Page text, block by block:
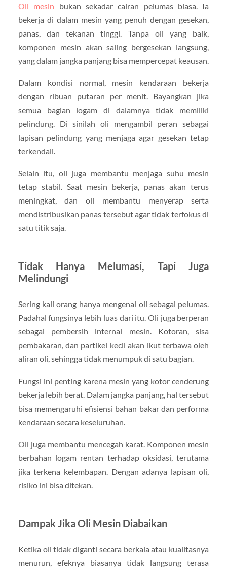
Oli mesin bukan sekadar cairan pelumas biasa. Ia
bekerja di dalam mesin yang penuh dengan gesekan,
panas, dan tekanan tinggi. Tanpa oli yang baik,
komponen mesin akan saling bergesekan langsung,
yang dalam jangka panjang bisa mempercepat keausan.
Dalam kondisi normal, mesin kendaraan bekerja
dengan ribuan putaran per menit. Bayangkan jika
semua bagian logam di dalamnya tidak memiliki
pelindung. Di sinilah oli mengambil peran sebagai
lapisan pelindung yang menjaga agar gesekan tetap
terkendali.
Selain itu, oli juga membantu menjaga suhu mesin
tetap stabil. Saat mesin bekerja, panas akan terus
meningkat, dan oli membantu menyerap serta
mendistribusikan panas tersebut agar tidak terfokus di
satu titik saja.
Tidak Hanya Melumasi, Tapi Juga
Melindungi
Sering kali orang hanya mengenal oli sebagai pelumas.
Padahal fungsinya lebih luas dari itu. Oli juga berperan
sebagai pembersih internal mesin. Kotoran, sisa
pembakaran, dan partikel kecil akan ikut terbawa oleh
aliran oli, sehingga tidak menumpuk di satu bagian.
Fungsi ini penting karena mesin yang kotor cenderung
bekerja lebih berat. Dalam jangka panjang, hal tersebut
bisa memengaruhi efisiensi bahan bakar dan performa
kendaraan secara keseluruhan.
Oli juga membantu mencegah karat. Komponen mesin
berbahan logam rentan terhadap oksidasi, terutama
jika terkena kelembapan. Dengan adanya lapisan oli,
risiko ini bisa ditekan.
Dampak Jika Oli Mesin Diabaikan
Ketika oli tidak diganti secara berkala atau kualitasnya
menurun, efeknya biasanya tidak langsung terasa